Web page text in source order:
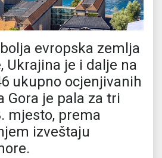
evropska zemlja
Ukrajina je i dalje na
ukupno ocjenjivanih
Gora je pala za tri
mjesto, prema
izveštaju